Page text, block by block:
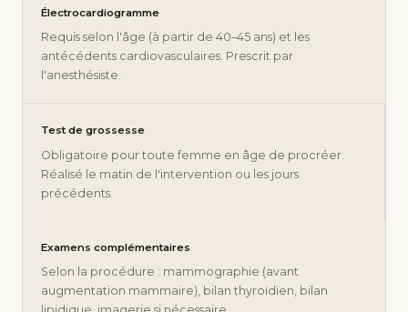
Électrocardiogramme
Requis selon l'âge (à partir de 40–45 ans) et les
antécédents cardiovasculaires. Prescrit par
l'anesthésiste.
Test de grossesse
Obligatoire pour toute femme en âge de procréer.
Réalisé le matin de l'intervention ou les jours
précédents.
Examens complémentaires
Selon la procédure : mammographie (avant
augmentation mammaire), bilan thyroïdien, bilan